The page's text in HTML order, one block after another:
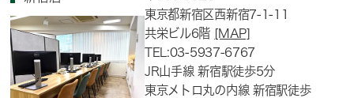
東京都新宿区西新宿7-1-11
共栄ビル6階 [MAP]
TEL:03-5937-6767
JR山手線 新宿駅徒歩5分
東京メトロ丸の内線 新宿駅徒歩